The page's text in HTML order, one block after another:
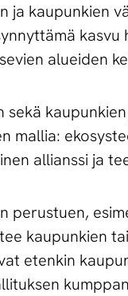
ja kaupunkien
kasvu
alueiden
mallia:
allianssi ja
perustuen,
kaupunkien tai
etenkin